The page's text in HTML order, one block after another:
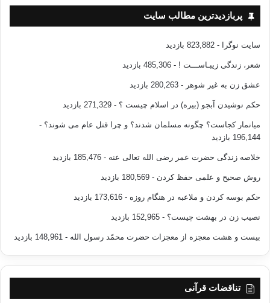
( ای پیغمبر) ما تو را جز به عنوان رحمت جهانیان نفرستاده ایم )
آخرین نبی خدا، حضرت محمد عربی (ص) آمد و غرور ملی عرب ها را
در هم شکسته است. من آن را در زیر پاهای خویش لگ کوب می
کنم. عربی بر عجمی و عجمی بر عربی فضیلت و برتری ندارد. همگی
شما فرزندان آدم هستید و آدم از خاک آفریده شده است.)
ما تمام سرنشینان یک کشتی هستیم. کشتی ای که بعضی در طبقه
این کارشان را نگیرند، کشتی و سرنشینان هر دو طبقه غرق خواهند
گردید.
شود، باید در مورد آن فکری بکنیم. دریا مراعات هیچ کس را نمی
کند. خداوند به ما فهم و درک عنایت نماید، سینه هایمان را روشن
کشور عزیزمان را که بر آن حق داریم و آن را با خونمان آبیاری نموده
پربازدیدترین مطالب سایت
سایت نوگرا - 823,882 بازدید
شعر، زندگی زیبـاســـت ! - 485,306 بازدید
عشق زن به غیر شوهر - 280,263 بازدید
حکم نوشیدن آبجو (بیره) در اسلام چیست ؟ - 271,329 بازدید
میانمار کجاست؟ چگونه مسلمان شدند؟ و چرا قتل عام می شوند؟ -
196,144 بازدید
خلاصه زندگی حضرت عمر رضی الله تعالی عنه - 185,476 بازدید
روش صحیح و علمی حفظ کردن - 180,569 بازدید
حکم بوسه کردن و ملاعبه در هنگام روزه - 173,616 بازدید
نصیب زن در بهشت چیست؟ - 152,965 بازدید
بیست و هشت معجزه از معجزات حضرت محمّد رسول الله - 148,961 بازدید
تناقضات قرآنی